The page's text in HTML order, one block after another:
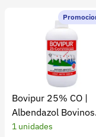
Subcategoría:
0 calificaciones
5 Estrellas
4 Estrellas
3 Estrellas
2 Estrellas
Bovipur 25% CO |
Albendazol Bovinos
Antiparasitario
1 unidades